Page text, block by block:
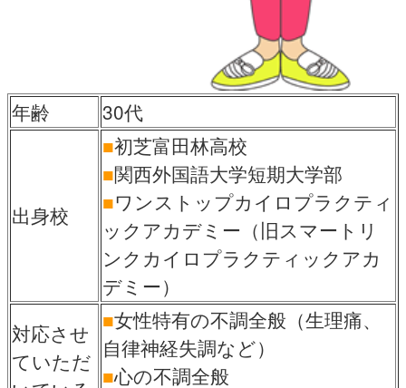
年齢 30代
出身校
■初芝富田林高校
■関西外国語大学短期大学部
■ワンストップカイロプラクティ
ックアカデミー（旧スマートリ
ンクカイロプラクティックアカ
デミー）
対応させ
ていただ
■女性特有の不調全般（生理痛、
自律神経失調など）
■心の不調全般